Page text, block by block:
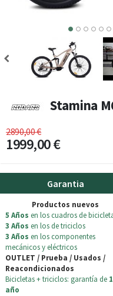
Stamina
2890,00 €
1999,00 €
Garantia
Productos nuevos
5 Años en los cuadros de
3 Años en los de triciclos
3 Años en los componentes
mecánicos y eléctricos
OUTLET / Prueba / Usados /
Reacondicionados
Bicicletas + triciclos: garantía de 1
año